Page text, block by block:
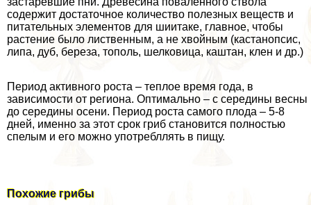
содержит достаточное количество полезных веществ и
питательных элементов для шиитаке, главное, чтобы
растение было лиственным, а не хвойным (кастанопсис,
липа, дуб, береза, тополь, шелковица, каштан, клен и др.)
Период активного роста – теплое время года, в
зависимости от региона. Оптимально – с середины весны
до середины осени. Период роста самого плода – 5-8
дней, именно за этот срок гриб становится полностью
спелым и его можно употрeбллять в пищу.
Похожие грибы